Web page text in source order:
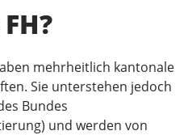
mehrheitlich kantonale
Sie unterstehen jedoch
Bundes
und werden von